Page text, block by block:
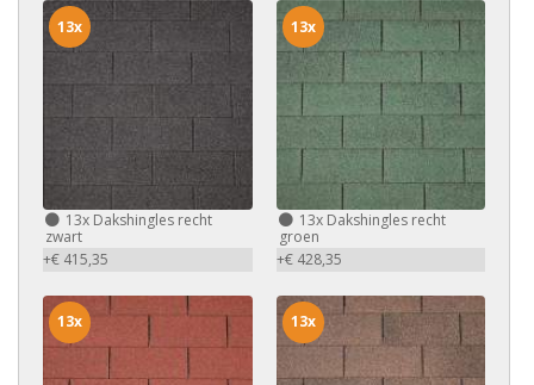
13x Dakshingles recht
zwart
+€ 415,35
13x
13xDakshingles recht
groen
+€ 428,35
13x
13x 13x